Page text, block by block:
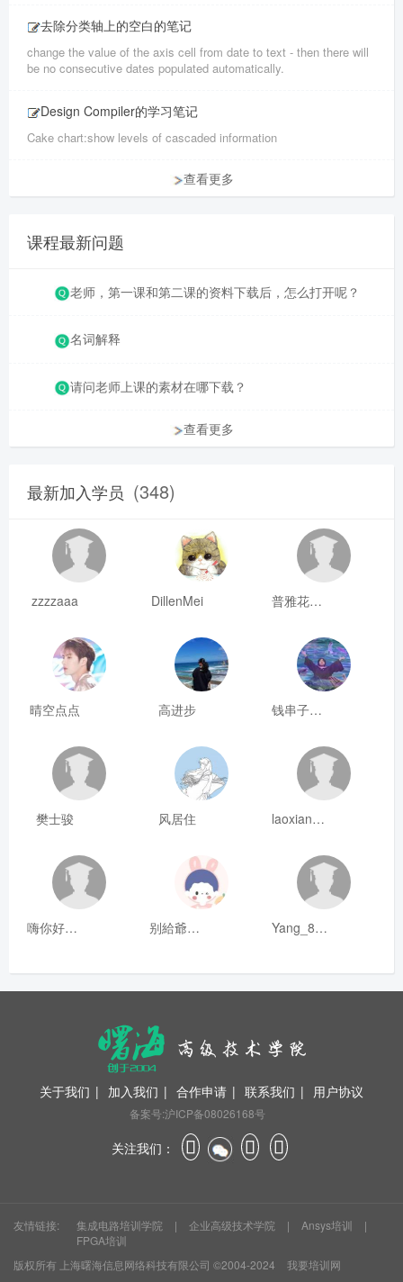
去除分类轴上的空白的笔记
change the value of the axis cell from date to text - then there will
be no consecutive dates populated automatically.
Design Compiler的学习笔记
Cake chart:show levels of cascaded information
查看更多
课程最新问题
老师，第一课和第二课的资料下载后，怎么打开呢？
名词解释
请问老师上课的素材在哪下载？
查看更多
最新加入学员 (348)
zzzzaaa DillenMei 普雅花qya
晴空点点 高进步 钱串子123
樊士骏 风居住 laoxianrou
嗨你好8mm 别給爺装纯 Yang_811
关于我们 | 加入我们 | 合作申请 | 联系我们 | 用户协议
备案号:沪ICP备08026168号
关注我们：
友情链接: 集成电路培训学院 | 企业高级技术学院 | Ansys培训
|
FPGA培训
版权所有 上海曙海信息网络科技有限公司 ©2004-2024 我要培训网